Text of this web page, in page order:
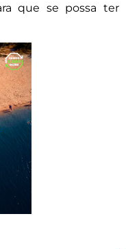
que se possa ter